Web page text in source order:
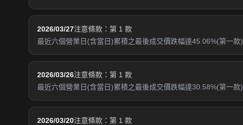
2026/03/27注意條款：第 1 款
最近六個營業日(含當日)累積之最後成交價跌幅達45.06%(第一款)
2026/03/26注意條款：第 1 款
最近六個營業日(含當日)累積之最後成交價跌幅達30.58%(第一款)
2026/03/20注意條款：第 1 款